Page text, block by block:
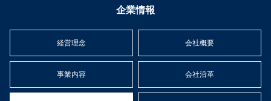
企業情報
経営理念 会社概要
事業内容 会社沿革